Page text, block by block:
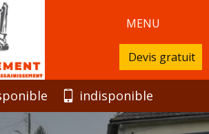
MENU
Devis gratuit
indisponible